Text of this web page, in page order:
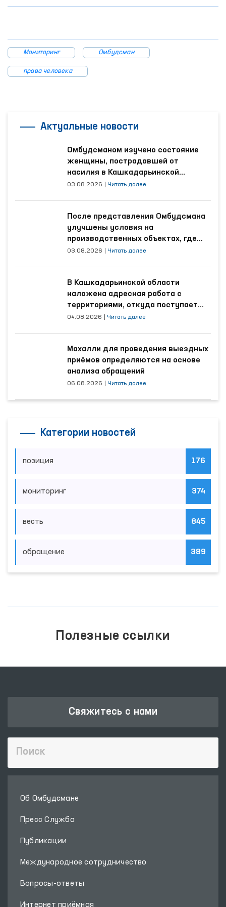
Мониторинг Омбудсман
права человека
Актуальные новости
Омбудсманом изучено состояние
женщины, пострадавшей от
насилия в Кашкадарьинской
области
03.08.2026 Читать далее
После представления Омбудсмана
улучшены условия на
производственных объектах, где
трудятся осуждённые
03.08.2026 Читать далее
В Кашкадарьинской области
налажена адресная работа с
территориями, откуда поступает
наибольшее количество обращений
04.08.2026 Читать далее
Махалли для проведения выездных
приёмов определяются на основе
анализа обращений
06.08.2026 Читать далее
Категории новостей
позиция 176
мониторинг 374
весть 845
обращение 389
Полезные ссылки
Свяжитесь с нами
Об Омбудсмане
Пресс Служба
Публикации
Международное сотрудничество
Вопросы-ответы
Интернет приёмная